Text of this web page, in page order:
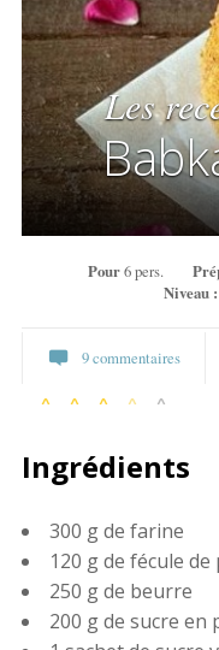
Les
Pour6 pers.
Niveau :
9 commentaires
Ingrédients
300 g de farine
120 g de fécule
250 g de beurre
200 g de sucre en